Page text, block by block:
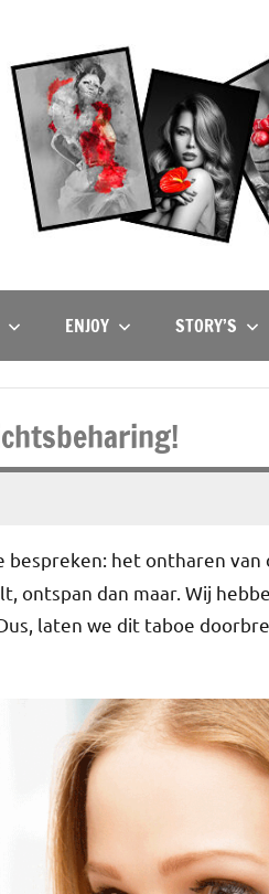
ENJOY STORY’S
het ontharen van
ontspan dan maar. Wij
laten we dit taboe